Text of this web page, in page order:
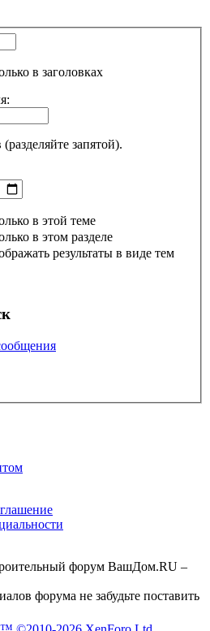
в заголовках
запятой).
в этой теме
в этом разделе
результаты в виде тем
форум ВашДом.RU –
форума не забудьте поставить